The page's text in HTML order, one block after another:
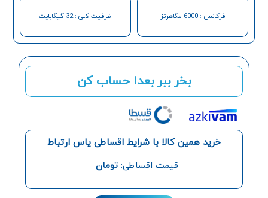
بخر ببر بعدا حساب کن
خرید همین کالا با شرایط اقساطی یاس ارتباط
قیمت اقساطی: تومان
فرکانس : 6000 مگاهرتز ظرفیت کلی : 32 گیگابایت